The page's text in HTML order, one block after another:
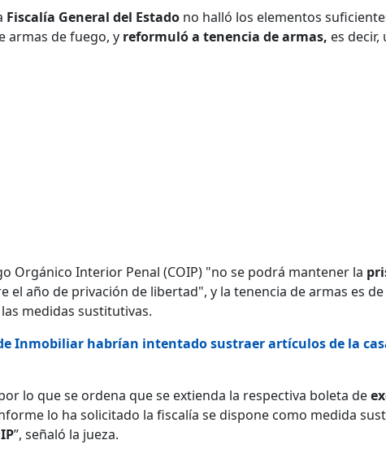
Fiscalía General del Estado no halló los elementos
armas de fuego, y reformuló a tenencia de armas, es
Orgánico Interior Penal (COIP) "no se podrá mantener la
el año de privación de libertad", y la tenencia de armas es
medidas sustitutivas.
Inmobiliar habrían intentado sustraer artículos de la
lo que se ordena que se extienda la respectiva boleta de
lo ha solicitado la fiscalía se dispone como medida
”, señaló la jueza.